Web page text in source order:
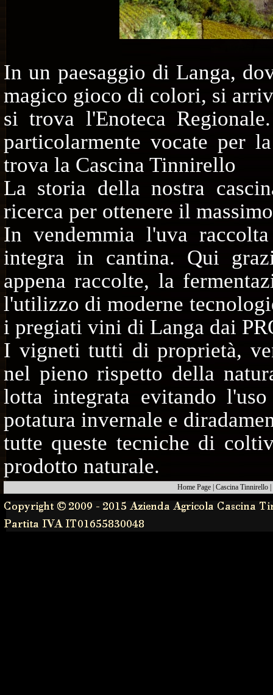
In un paesaggio di Langa,
magico gioco di colori, si
si trova l'Enoteca
particolarmente vocate per
trova la Cascina Tinnirello
La storia della nostra
ricerca per ottenere il
In vendemmia l'uva
integra in cantina. Qui
appena raccolte, la
l'utilizzo di moderne
i pregiati vini di Langa dai
I vigneti tutti di proprietà,
nel pieno rispetto della
lotta integrata evitando
potatura invernale e
tutte queste tecniche di
prodotto naturale.
Home Page Cascina Tinnirello